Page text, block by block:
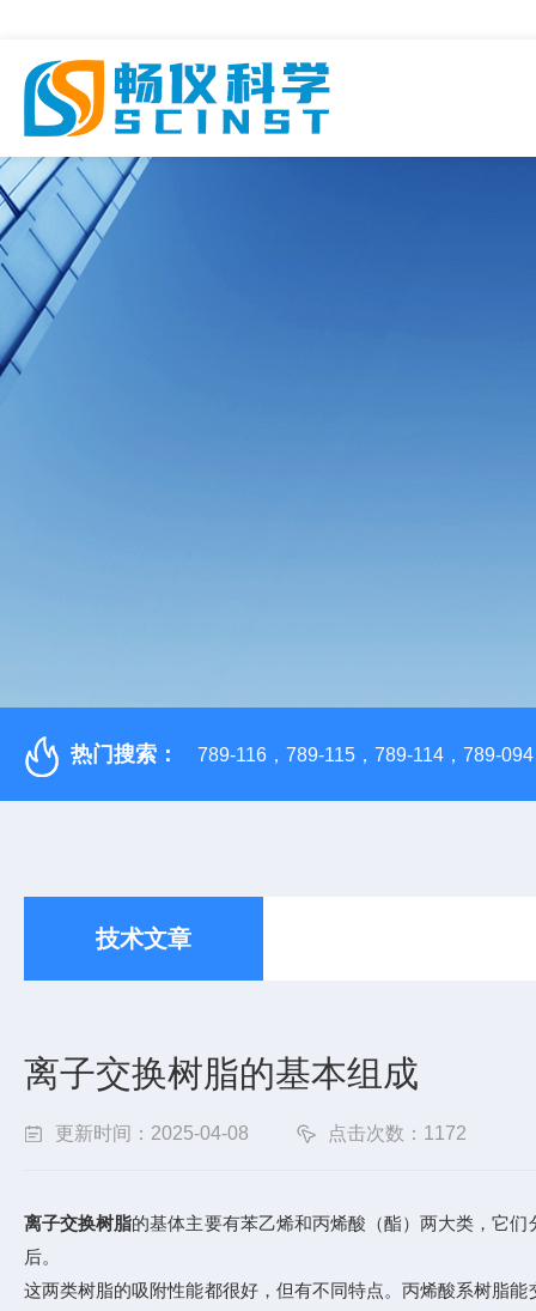
热门搜索： 789-116，789-115，789-114，789-
技术文章
离子交换树脂的基本组成
更新时间：2025-04-08 点击次数：1172
离子交换树脂的基体主要有苯乙烯和丙烯酸（酯）两大类，它
后。
这两类树脂的吸附性能都很好，但有不同特点。丙烯酸系树脂